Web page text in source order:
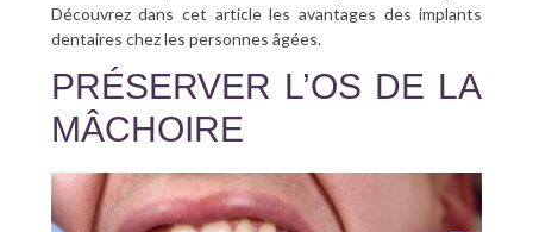
Découvrez dans cet article les avantages des implants
dentaires chez les personnes âgées.
PRÉSERVER L’OS DE LA
MÂCHOIRE